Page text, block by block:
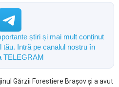
știri și mai mult conținut
tău. Intră pe canalul nostru în
TELEGRAM
Gărzii Forestiere Brașov și a avut